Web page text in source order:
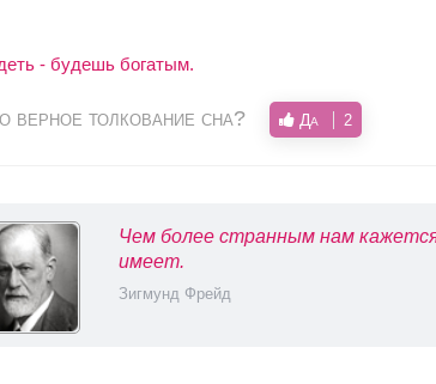
- будешь богатым.
верное толкование сна? Да 2
Чем более странным нам
имеет.
Зигмунд Фрейд